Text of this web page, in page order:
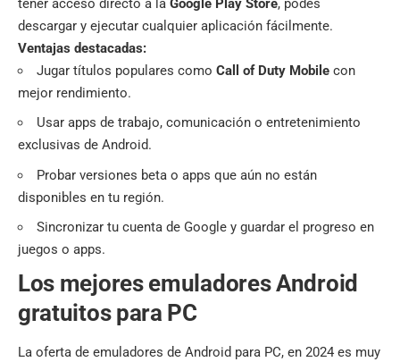
tener acceso directo a la Google Play Store, podés
descargar y ejecutar cualquier aplicación fácilmente.
Ventajas destacadas:
Jugar títulos populares como Call of Duty Mobile con
mejor rendimiento.
Usar apps de trabajo, comunicación o entretenimiento
exclusivas de Android.
Probar versiones beta o apps que aún no están
disponibles en tu región.
Sincronizar tu cuenta de Google y guardar el progreso en
juegos o apps.
Los mejores emuladores Android
gratuitos para PC
La oferta de emuladores de Android para PC, en 2024 es muy